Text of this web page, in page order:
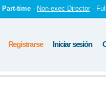
Part-time - Non-exec Director -
Registrarse Iniciar sesión